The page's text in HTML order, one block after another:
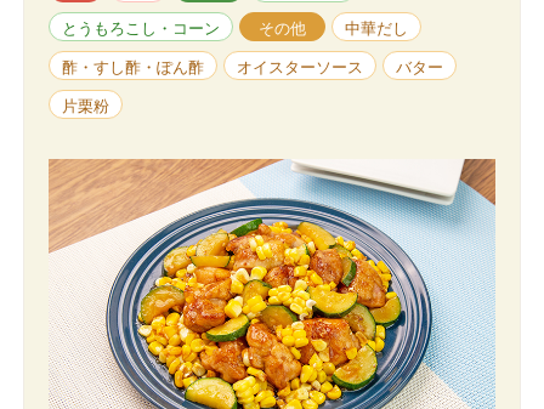
とうもろこし・コーン その他 中華だし
酢・すし酢・ぽん酢 オイスターソース バター
片栗粉